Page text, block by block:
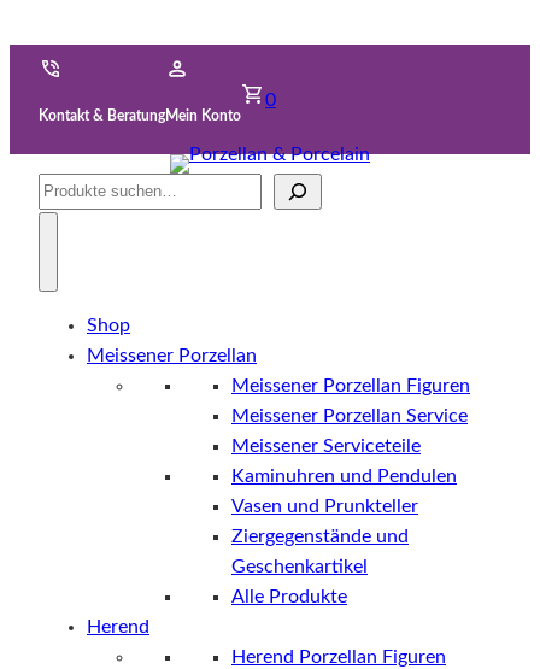
Kontakt & BeratungMein Konto
0
Suche
Shop
Meissener Porzellan
Meissener Porzellan Figuren
Meissener Porzellan Service
Meissener Serviceteile
Kaminuhren und Pendulen
Vasen und Prunkteller
Ziergegenstände und
Geschenkartikel
Alle Produkte
Herend
Herend Porzellan Figuren